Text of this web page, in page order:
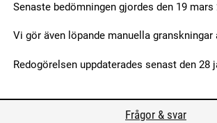
Senaste bedömningen gjordes den 19 mars
Vi gör även löpande manuella granskningar
Redogörelsen uppdaterades senast den 28
Frågor & svar